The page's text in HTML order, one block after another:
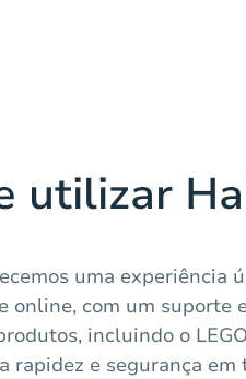
utilizar
uma experiência
online, com um suporte
incluindo o
rapidez e segurança em